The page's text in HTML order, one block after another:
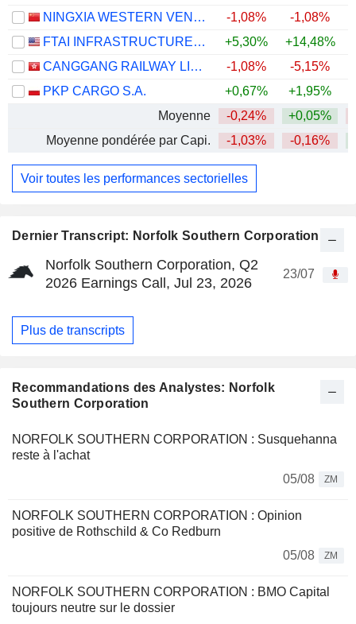
Dernier Transcript: Norfolk Southern Corporation
Norfolk Southern Corporation, Q2
2026 Earnings Call, Jul 23, 2026
23/07
Plus de transcripts
Recommandations des Analystes: Norfolk
Southern Corporation
NORFOLK SOUTHERN CORPORATION : Susquehanna
reste à l'achat
05/08
ZM
NORFOLK SOUTHERN CORPORATION : Opinion
positive de Rothschild & Co Redburn
05/08
ZM
NORFOLK SOUTHERN CORPORATION : BMO Capital
toujours neutre sur le dossier
NINGXIA WESTERN VENTURE INDUSTRIAL CO.,LTD.
-1,08% -1,08%
FTAI INFRASTRUCTURE INC.
+5,30% +14,48%
CANGGANG RAILWAY LIMITED
-1,08% -5,15%
PKP CARGO S.A.
+0,67% +1,95%
Moyenne
-0,24% +0,05%
Moyenne pondérée par Capi.
-1,03% -0,16%
Voir toutes les performances sectorielles